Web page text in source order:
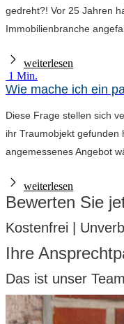
gedreht?! Vor 25 Jahren
Immobilienbranche
weiterlesen
1 Min.
Wie mache ich ein
Diese Frage stellen sich
ihr Traumobjekt gefunden
angemessenes Angebot
weiterlesen
Bewerten Sie
Kostenfrei |
Ihre
Das ist unser Team